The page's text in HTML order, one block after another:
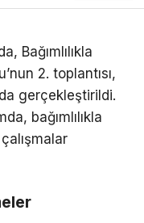
Bağımlılıkla
2. toplantısı,
gerçekleştirildi.
bağımlılıkla